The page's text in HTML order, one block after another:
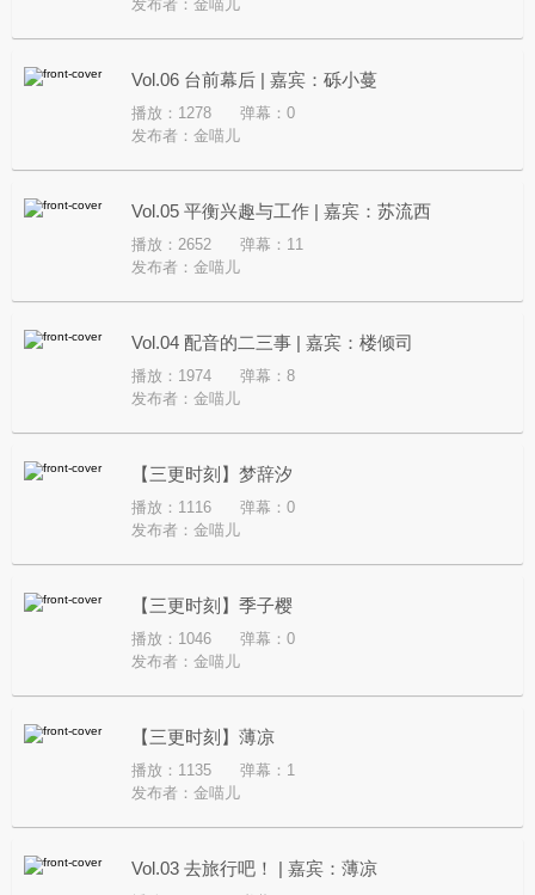
发布者： 金喵儿
Vol.06 台前幕后 | 嘉宾：砾小蔓
播放：1278
弹幕：0
发布者： 金喵儿
Vol.05 平衡兴趣与工作 | 嘉宾：苏流西
播放：2652
弹幕：11
发布者： 金喵儿
Vol.04 配音的二三事 | 嘉宾：楼倾司
播放：1974
弹幕：8
发布者： 金喵儿
【三更时刻】梦辞汐
播放：1116
弹幕：0
发布者： 金喵儿
【三更时刻】季子樱
播放：1046
弹幕：0
发布者： 金喵儿
【三更时刻】薄凉
播放：1135
弹幕：1
发布者： 金喵儿
Vol.03 去旅行吧！ | 嘉宾：薄凉